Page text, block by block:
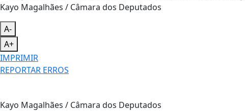
Kayo Magalhães / Câmara dos Deputados
A-
A+
IMPRIMIR
REPORTAR ERROS
Kayo Magalhães / Câmara dos Deputados